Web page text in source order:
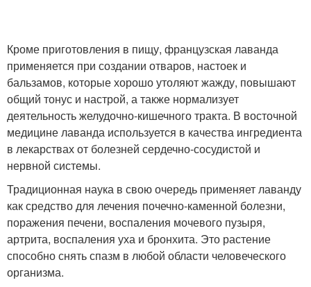
Кроме приготовления в пищу, французская лаванда
применяется при создании отваров, настоек и
бальзамов, которые хорошо утоляют жажду, повышают
общий тонус и настрой, а также нормализует
деятельность желудочно-кишечного тракта. В восточной
медицине лаванда используется в качества ингредиента
в лекарствах от болезней сердечно-сосудистой и
нервной системы.
Традиционная наука в свою очередь применяет лаванду
как средство для лечения почечно-каменной болезни,
поражения печени, воспаления мочевого пузыря,
артрита, воспаления уха и бронхита. Это растение
способно снять спазм в любой области человеческого
организма.